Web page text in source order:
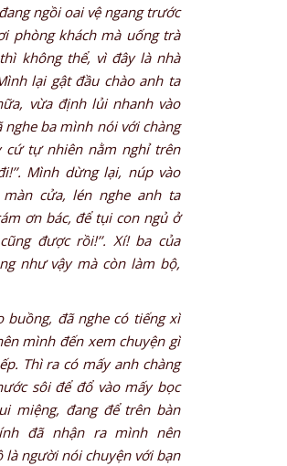
ngồi oai vệ ngang trước
phòng khách mà uống trà
không thể, vì đây là nhà
lại gật đầu chào anh ta
vừa định lủi nhanh vào
ba mình nói với chàng
cứ tự nhiên nằm nghỉ trên
Mình dừng lại, núp vào
cửa, lén nghe anh ta
ơn bác, để tụi con ngủ ở
được rồi!’’. Xí! ba của
như vậy mà còn làm bộ,
buồng, đã nghe có tiếng xì
mình đến xem chuyện gì
Thì ra có mấy anh chàng
sôi để đổ vào mấy bọc
miệng, đang để trên bàn
đã nhận ra mình nên
là người nói chuyện với bạn